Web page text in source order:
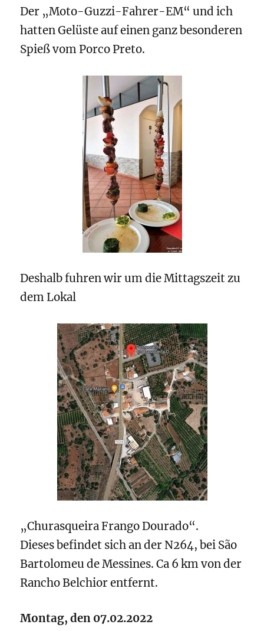
Der „Moto-Guzzi-Fahrer-EM“ und ich
hatten Gelüste auf einen ganz besonderen
Spieß vom Porco Preto.
Deshalb fuhren wir um die Mittagszeit zu
dem Lokal
„Churasqueira Frango Dourado“.
Dieses befindet sich an der N264, bei São
Bartolomeu de Messines. Ca 6 km von der
Rancho Belchior entfernt.
Montag, den 07.02.2022